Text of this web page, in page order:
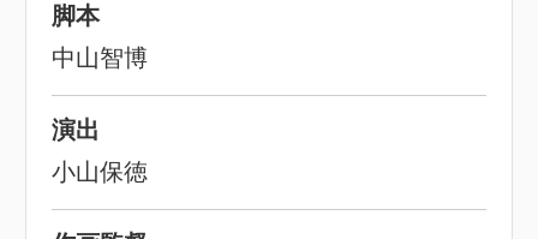
脚本
中山智博
演出
小山保徳